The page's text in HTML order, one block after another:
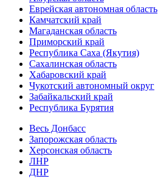
Еврейская автономная область
Камчатский край
Магаданская область
Приморский край
Республика Саха (Якутия)
Сахалинская область
Хабаровский край
Чукотский автономный округ
Забайкальский край
Республика Бурятия
Весь Донбасс
Запорожская область
Херсонская область
ЛНР
ДНР